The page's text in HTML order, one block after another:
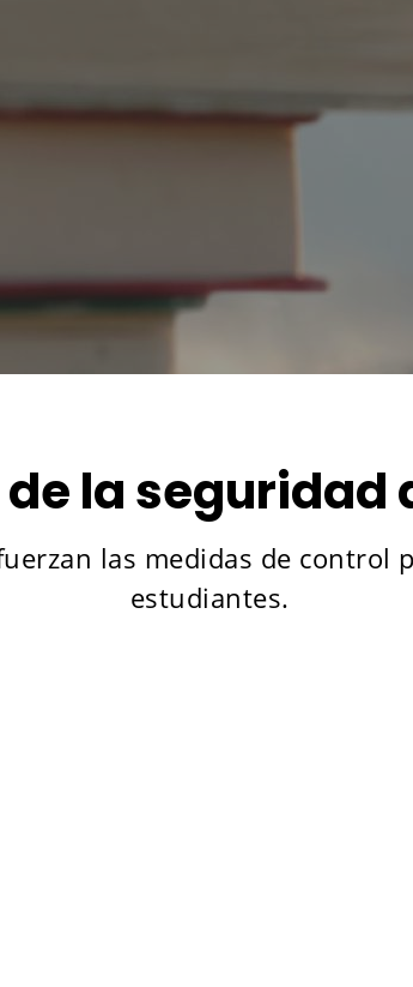
la seguridad
las medidas de control
estudiantes.